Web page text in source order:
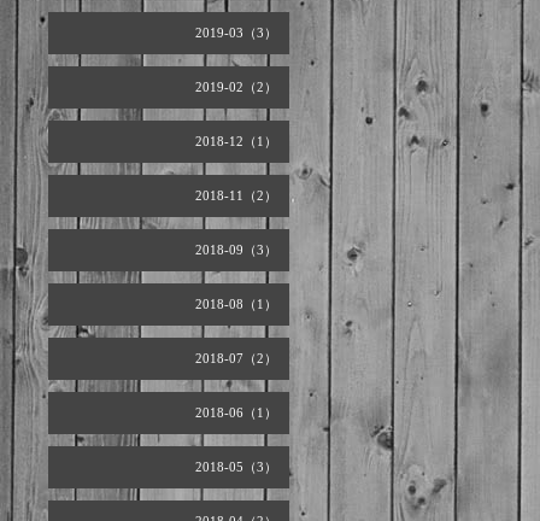
2019-03（3）
2019-02（2）
2018-12（1）
2018-11（2）
2018-09（3）
2018-08（1）
2018-07（2）
2018-06（1）
2018-05（3）